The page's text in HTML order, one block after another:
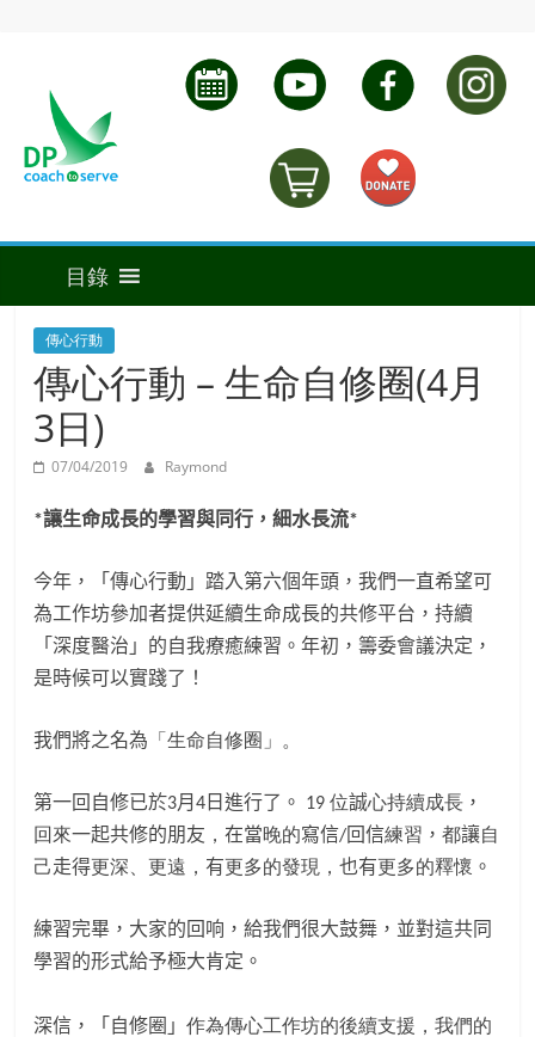
傳心行動
傳心行動 – 生命自修圈(4月
3日)
07/04/2019 Raymond
*讓生命成長的學習與同行，細水長流*
今年，「傳心行動」踏入第六個年頭，我們一直希望可
為工作坊參加者提供延續生命成長的共修平台，持續
「深度醫治」的自我療癒練習。年初，籌委會議決定，
是時候可以實踐了！
我們將之名為 「生命自修圈」。
第一回自修已於3月4 日進行了。 19位誠心持續成長 ，
回來一起共修的朋友 ，在當晚的寫信/回信練習 ，都讓自
己走得更深、更遠， 有更多的發現，也有更多的釋懷 。
練習完畢，大家的回响，給我們很大鼓舞，並對這共同
學習的形式給予極大肯定。
深信，「自修圈」作為傳心工作坊的後續支援，我們的